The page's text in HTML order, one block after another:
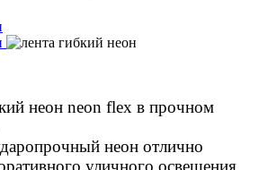
неон neon flex в прочном
неон отлично
уличного освещения.